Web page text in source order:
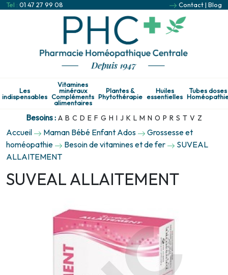
Tel : 01 47 27 99 08 Contact| Blog
Les
indispensables
Vitamines
minéraux
Compléments
alimentaires
Plantes &
Phytothérapie
Huiles
essentielles
Tubes doses
Besoins : A B C D E F G H I J K L M N O P R S T V Z
Accueil Maman Bébé Enfant Ados
Grossesse et
homéopathie
Besoin de vitamines et de fer
SUVEAL
ALLAITEMENT
SUVEAL ALLAITEMENT